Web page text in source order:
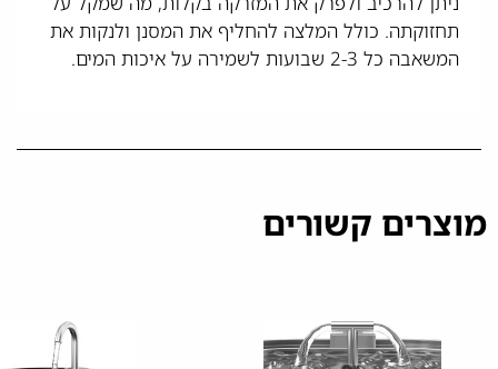
תחזוקתה. כולל המלצה להחליף את המסנן ולנקות את
המשאבה כל 2-3 שבועות לשמירה על איכות המים.
מוצרים קשורים